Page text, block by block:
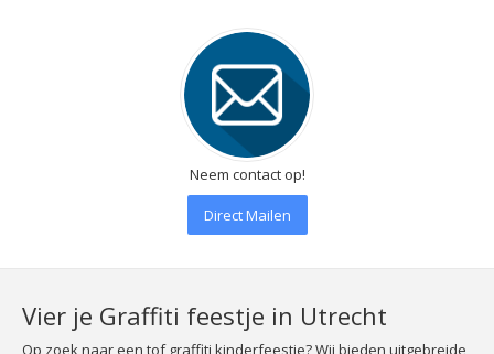
Neem contact op!
Direct Mailen
Vier je Graffiti feestje in Utrecht
Op zoek naar een tof graffiti kinderfeestje? Wij bieden uitgebreide